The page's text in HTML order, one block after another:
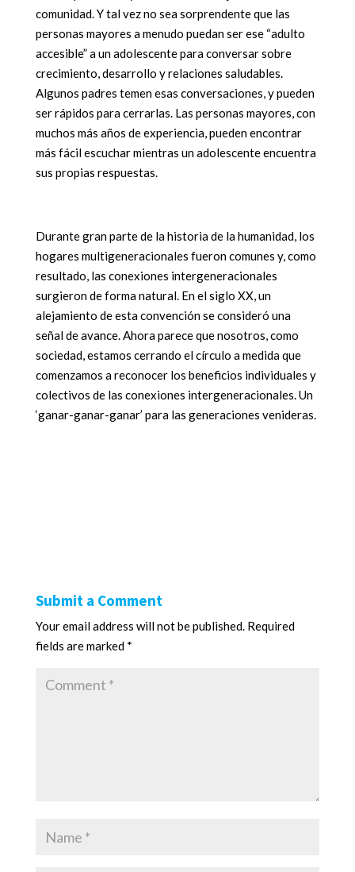
comunidad. Y tal vez no sea sorprendente que las
personas mayores a menudo puedan ser ese “adulto
accesible” a un adolescente para conversar sobre
crecimiento, desarrollo y relaciones saludables.
Algunos padres temen esas conversaciones, y pueden
ser rápidos para cerrarlas. Las personas mayores, con
muchos más años de experiencia, pueden encontrar
más fácil escuchar mientras un adolescente encuentra
sus propias respuestas.
Durante gran parte de la historia de la humanidad, los
hogares multigeneracionales fueron comunes y, como
resultado, las conexiones intergeneracionales
surgieron de forma natural. En el siglo XX, un
alejamiento de esta convención se consideró una
señal de avance. Ahora parece que nosotros, como
sociedad, estamos cerrando el círculo a medida que
comenzamos a reconocer los beneficios individuales y
colectivos de las conexiones intergeneracionales. Un
‘ganar-ganar-ganar’ para las generaciones venideras.
Submit a Comment
Your email address will not be published. Required
fields are marked *